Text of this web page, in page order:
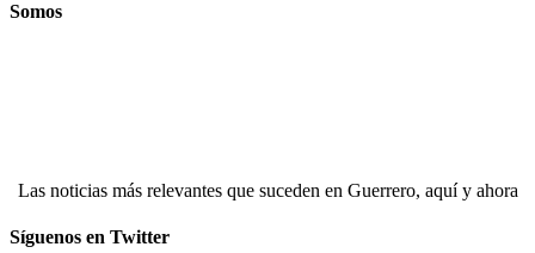
Somos
Las noticias más relevantes que suceden en Guerrero, aquí y ahora
Síguenos en Twitter